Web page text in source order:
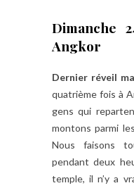
Dimanche
Angkor
Dernier réveil
quatrième fois à
gens qui
montons parmi
Nous faisons
pendant deux
temple, il n’y a